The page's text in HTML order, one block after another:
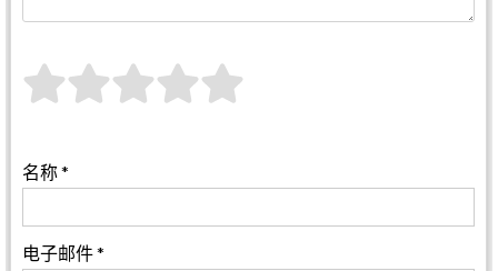
名称*
电子邮件*